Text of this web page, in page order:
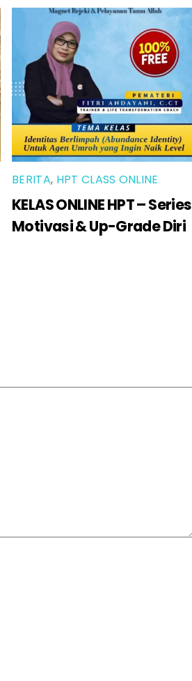
BERITA, HPT CLASS ONLINE
KELAS ONLINE HPT – Series
Motivasi & Up-Grade Diri